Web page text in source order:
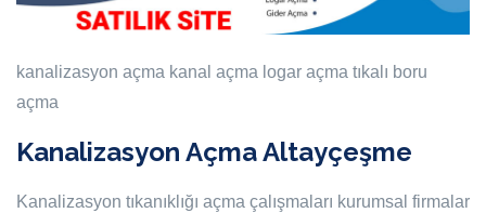
kanalizasyon açma kanal açma logar açma tıkalı boru
açma
Kanalizasyon Açma Altayçeşme
Kanalizasyon tıkanıklığı açma çalışmaları kurumsal firmalar